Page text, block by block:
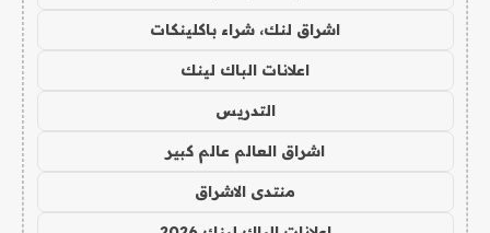
اشراق لنك، شراء باكلينكات
اعلانات الباك لينك
التدريس
اشراق العالم عالم كبير
منتدى الاشراق